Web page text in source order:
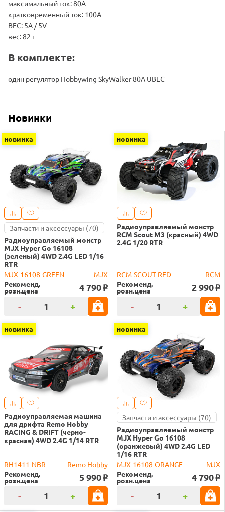
максимальный ток: 80А
кратковременный ток: 100А
BEC: 5A / 5V
вес: 82 г
В комплекте:
один регулятор Hobbywing SkyWalker 80А UBEC
Новинки
новинка
Запчасти и аксессуары (70)
Радиоуправляемый монстр
MJX Hyper Go 16108
(зеленый) 4WD 2.4G LED 1/16
RTR
MJX-16108-GREEN
MJX
Рекоменд.
розн.цена 4 790 o
- +
новинка
Радиоуправляемый монстр
RCM Scout M3 (красный) 4WD
2.4G 1/20 RTR
RCM-SCOUT-RED
RCM
Рекоменд.
розн.цена 2 990 o
- +
новинка
Радиоуправляемая машина
для дрифта Remo Hobby
RACING & DRIFT (черно-
красная) 4WD 2.4G 1/14 RTR
RH1411-NBR
Remo Hobby
Рекоменд.
розн.цена 5 990 o
- +
новинка
Запчасти и аксессуары (70)
Радиоуправляемый монстр
MJX Hyper Go 16108
(оранжевый) 4WD 2.4G LED
1/16 RTR
MJX-16108-ORANGE
MJX
Рекоменд.
розн.цена 4 790 o
- +